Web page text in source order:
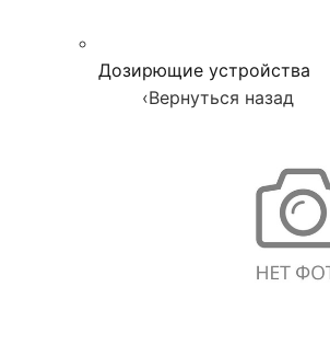
Дозирющие устройства
‹Вернуться назад